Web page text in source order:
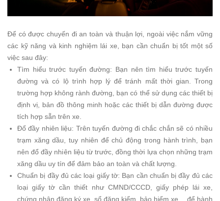
Để có được chuyến đi an toàn và thuận lợi, ngoài việc nắm vững
các kỹ năng và kinh nghiệm lái xe, bạn cần chuẩn bị tốt một số
việc sau đây:
Tìm hiểu trước tuyến đường: Bạn nên tìm hiểu trước tuyến
đường và có lộ trình hợp lý để tránh mất thời gian. Trong
trường hợp không rành đường, bạn có thể sử dụng các thiết bị
định vị, bản đồ thông minh hoặc các thiết bị dẫn đường được
tích hợp sẵn trên xe.
Đổ đầy nhiên liệu: Trên tuyến đường đi chắc chắn sẽ có nhiều
trạm xăng dầu, tuy nhiên để chủ động trong hành trình, bạn
nên đổ đầy nhiên liệu từ trước, đồng thời lựa chọn những trạm
xăng dầu uy tín để đảm bảo an toàn và chất lượng.
Chuẩn bị đầy đủ các loại giấy tờ: Bạn cần chuẩn bị đầy đủ các
loại giấy tờ cần thiết như CMND/CCCD, giấy phép lái xe,
chứng nhận đăng ký xe, sổ đăng kiểm, bảo hiểm xe… để hành